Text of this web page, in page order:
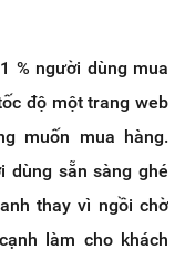
% người dùng mua
độ một trang web
muốn mua hàng.
dùng sẵn sàng ghé
thay vì ngồi chờ
làm cho khách